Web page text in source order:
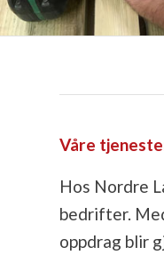
Våre
Hos Nordre
bedrifter.
oppdrag blir